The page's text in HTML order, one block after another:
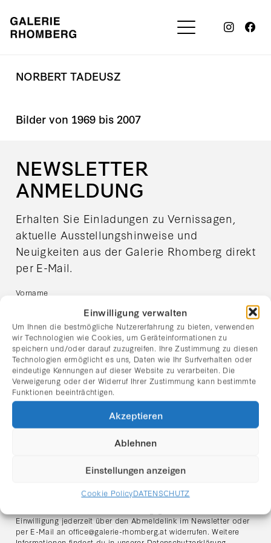
Einwilligung verwalten
Um Ihnen die bestmögliche Nutzererfahrung zu bieten, verwenden
wir Technologien wie Cookies, um Geräteinformationen zu
speichern und/oder darauf zuzugreifen. Ihre Zustimmung zu diesen
Technologien ermöglicht es uns, Daten wie Ihr Surfverhalten oder
eindeutige Kennungen auf dieser Website zu verarbeiten. Die
Verweigerung oder der Widerruf Ihrer Zustimmung kann bestimmte
Funktionen beeinträchtigen.
Akzeptieren
Ablehnen
Einstellungen anzeigen
Cookie PolicyDATENSCHUTZ
NORBERT TADEUSZ
Bilder von 1969 bis 2007
NEWSLETTER
ANMELDUNG
Erhalten Sie Einladungen zu Vernissagen,
aktuelle Ausstellungshinweise und
Neuigkeiten aus der Galerie Rhomberg direkt
per E-Mail.
Vorname
Nachname
E-Mail Adresse:
Ich habe die Datenschutzerklärung gelesen und stimme
Ich stimme zu, dass meine angegebenen Daten zum Zweck des
Newsletter-Versands verarbeitet werden. Der Versand erfolgt
werden ausschließlich für den Versand des Newsletters
Einwilligung jederzeit über den Abmeldelink im Newsletter oder
per E-Mail an office@galerie-rhomberg.atwiderrufen. Weitere